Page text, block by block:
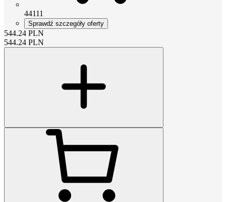
44111
Sprawdź szczegóły oferty
544.24 PLN
544.24 PLN